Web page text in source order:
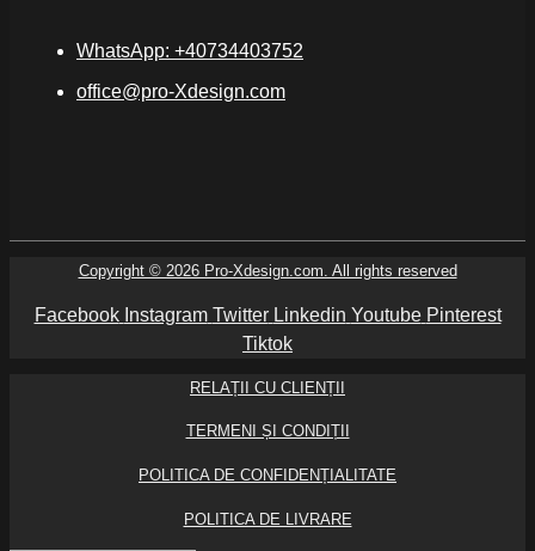
WhatsApp: +40734403752
office@pro-Xdesign.com
Copyright © 2026 Pro-Xdesign.com. All rights reserved
Facebook Instagram Twitter Linkedin Youtube Pinterest
Tiktok
RELAȚII CU CLIENȚII
TERMENI ȘI CONDIȚII
POLITICA DE CONFIDENȚIALITATE
POLITICA DE LIVRARE